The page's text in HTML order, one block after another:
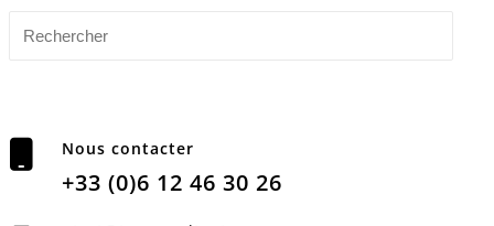
Nous contacter
+33 (0)6 12 46 30 26